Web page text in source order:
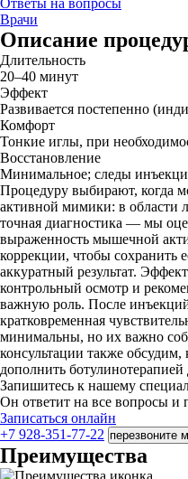
Ответы на вопросы
Врачи
Описание
Длительность
20–40 минут
Эффект
Развивается постепенно
Комфорт
Тонкие иглы, при
Восстановление
Минимальное; следы
Процедуру выбирают, когда
активной мимики: в области
точная диагностика — мы
выраженность мышечной
коррекции, чтобы сохранить
аккуратный результат.
контрольный осмотр и
важную роль. После
кратковременная
минимальны, но их важно
консультации также
дополнить ботулинотерапией
Запишитесь к нашему
Он ответит на все вопросы и
Записаться онлайн
+7 928-351-77-22 перезвоните
Преимущества